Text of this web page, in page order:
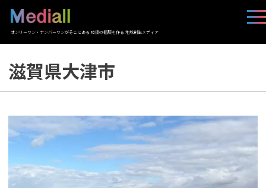
オンリーワン・ナンバーワンがそこにある 応援の循環を作る 地域創生メディア
滋賀県大津市